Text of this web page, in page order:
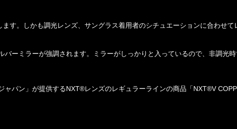
す。しかも調光レンズ、サングラス着用者のシチュエーションに合わせ
ーミラーが強調されます。ミラーがしっかりと入っているので、非調光
パン」が提供するNXT®レンズのレギュラーラインの商品「NXT®V